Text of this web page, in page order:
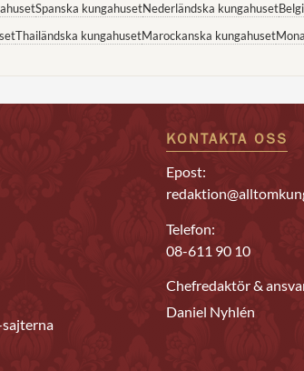
Spanska kungahusetNederländska kungahuset
Thailändska kungahusetMarockanska kungahuset
KONTAKTA OSS
Epost:
Telefon:
08-611 90 10
Chefredaktör &
Daniel Nyhlén